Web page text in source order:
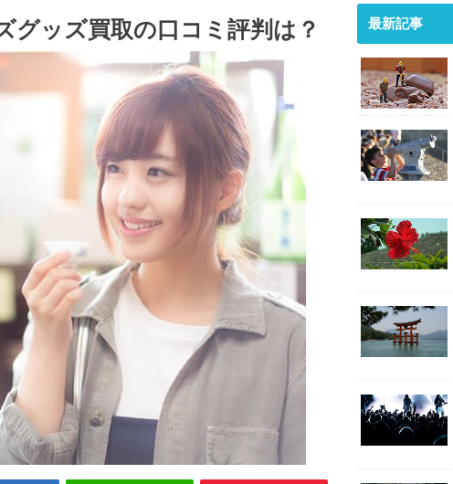
グッズ買取の口コミ評判は？ 最新記事